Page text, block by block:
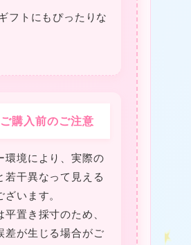
フトにもぴったりな
購入前のご注意
環境により、実際の
若干異なって見える
ざいます。
平置き採寸のため、
差が生じる場合がご